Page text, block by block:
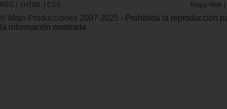
RSS | XHTML | CSS Mapa Web |
© Majo Producciones 2007-2025 - Prohibida la reproducción
la información mostrada